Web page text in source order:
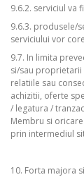
9.6.2. serviciul va
9.6.3. produsele/
serviciului vor
9.7. In limita
si/sau proprietarii
relatiile sau
achizitii, oferte
/ legatura /
Membru si
prin intermediul
10. Forta majora